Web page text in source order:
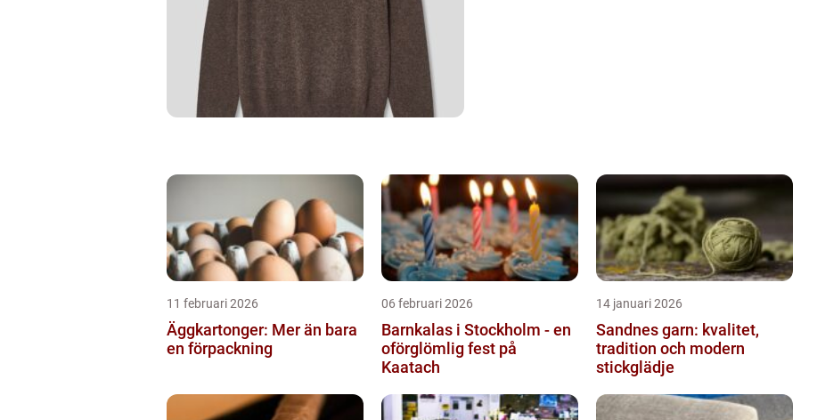
11 februari 2026
Äggkartonger: Mer än bara
en förpackning
06 februari 2026
Barnkalas i Stockholm - en
oförglömlig fest på
Kaatach
14 januari 2026
Sandnes garn: kvalitet,
tradition och modern
stickglädje